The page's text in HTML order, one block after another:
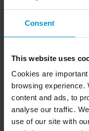
Consent
This website uses
Cookies are
browsing experience.
content and ads, to
analyse our traffic.
use of our site with
NetSuite
Slimstock, Built
Oracle NetSuite’i